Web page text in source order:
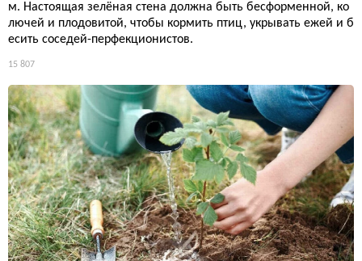
м. Настоящая зелёная стена должна быть бесформенной, ко
лючей и плодовитой, чтобы кормить птиц, укрывать ежей и б
есить соседей-перфекционистов.
15 807